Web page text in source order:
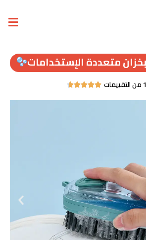
متعددة الإستخدامات




